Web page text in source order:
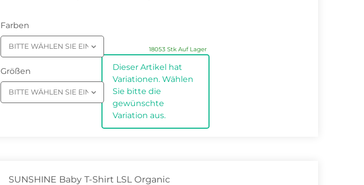
Farben
BITTE WÄHLEN SIE EINE VARIATION.
Größen
BITTE WÄHLEN SIE EINE VARIATION.
18053 Stk Auf Lager
x
Dieser Artikel hat
Variationen. Wählen
Sie bitte die
gewünschte
Variation aus.
SUNSHINE Baby T-Shirt LSL Organic